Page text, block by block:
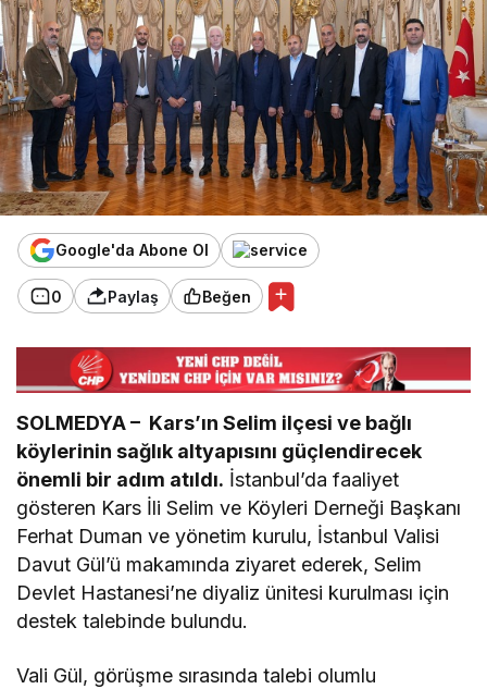
Google'da Abone Ol
0 Paylaş Beğen
SOLMEDYA – Kars’ın Selim ilçesi ve bağlı
köylerinin sağlık altyapısını güçlendirecek
önemli bir adım atıldı. İstanbul’da faaliyet
gösteren Kars İli Selim ve Köyleri Derneği Başkanı
Ferhat Duman ve yönetim kurulu, İstanbul Valisi
Davut Gül’ü makamında ziyaret ederek, Selim
Devlet Hastanesi’ne diyaliz ünitesi kurulması için
destek talebinde bulundu.
Vali Gül, görüşme sırasında talebi olumlu